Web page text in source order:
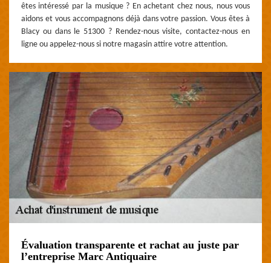
êtes intéressé par la musique ? En achetant chez nous, nous vous
aidons et vous accompagnons déjà dans votre passion. Vous êtes à
Blacy ou dans le 51300 ? Rendez-nous visite, contactez-nous en
ligne ou appelez-nous si notre magasin attire votre attention.
Évaluation transparente et rachat au juste par
l’entreprise Marc Antiquaire